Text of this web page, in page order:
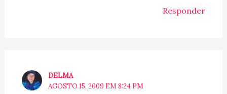
Responder
DELMA
AGOSTO 15, 2009 EM 8:24 PM